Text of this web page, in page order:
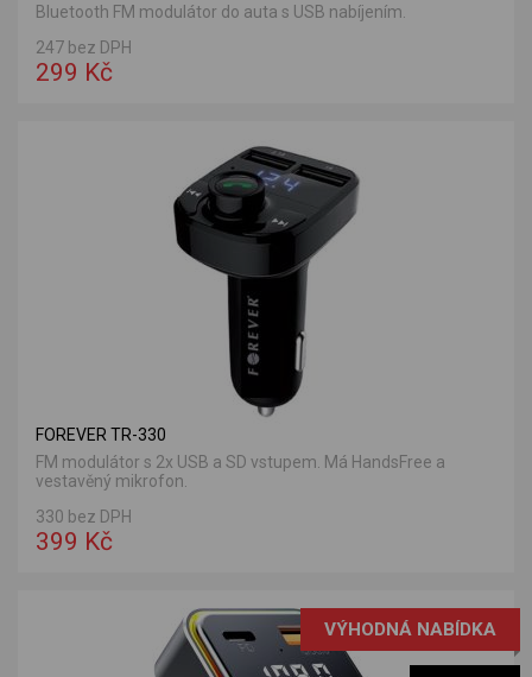
Bluetooth FM modulátor do auta s USB nabíjením.
247 bez DPH
299 Kč
FOREVER TR-330
FM modulátor s 2x USB a SD vstupem. Má HandsFree a
vestavěný mikrofon.
330 bez DPH
399 Kč
VÝHODNÁ NABÍDKA